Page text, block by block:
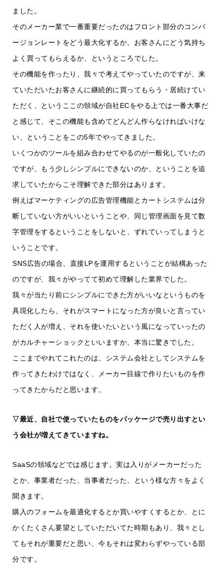
ました。
そのメーカー業で一番重要だったのはフロント部分のコンバ
ージョンレートをどう最大化するか、お客さんにどう気持ち
よく買ってもらえるか、というところでした。
その機能を作ったり、我々で考えてやっていたのですが、来
ていただいたお客さんに継続的に買ってもらう・居続けてい
ただく、というここの領域が自社ECをやる上では一番大事だ
と感じて、そこの機能も含めてどんどん作らなければいけな
い、ということをこの5年でやってきました。
いくつかのツールを組み合わせてやるのが一般化していたの
ですが、もう少しシンプルにできないのか、ということを追
求していたからこそ理解できた部分はあります。
例えばマーケティングの広告管理機能とカートシステムは分
断していない方がいいということや、同じ管理画面を見て数
字管理をするということをしないと、ずれていってしまうと
いうことです。
SNS広告の場合、直接LPを運用するということが結構あった
のですが、我々がやってて初めて理解した業界でした。
我々が当たり前にシンプルにできた方がいいなというものを
具現化したら、それがスマートになった方が良いと言ってい
ただく人が増え、それを使いたいという風になっていったの
がカルチャーショックといいますか、本当に驚きでした。
ここまでやれてこれたのは、システム会社としてシステムを
作ってきたわけではなく、メーカー目線で作りたいものを作
ってきたからだと思います。
▽最近、自社で使っていたものをパッケージで売り出すとい
う会社が増えてきていますね。
SaaSの領域などでは感じます。実は入りがメーカーだった
とか、事業者だった、当事者だった、という様な方々をよく
聞きます。
購入のフォームを最適化するとか買いやすくするとか、とに
かくたくさん要望としていただいてた時期もあり、我々とし
てもそれが重要だと思い、今もそれは変わらずやっている部
分です。